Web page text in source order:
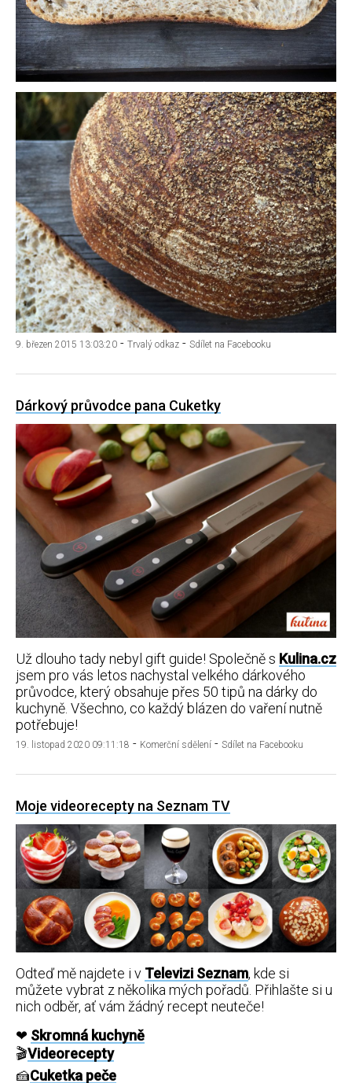
9. březen 2015 13:03:20 - Trvalý odkaz - Sdílet na Facebooku
Dárkový průvodce pana Cuketky
Už dlouho tady nebyl gift guide! Společně s Kulina.cz
jsem pro vás letos nachystal velkého dárkového
průvodce, který obsahuje přes 50 tipů na dárky do
kuchyně. Všechno, co každý blázen do vaření nutně
potřebuje!
19. listopad 2020 09:11:18 - Komerční sdělení - Sdílet na Facebooku
Moje videorecepty na Seznam TV
Odteď mě najdete i v Televizi Seznam, kde si
můžete vybrat z několika mých pořadů. Přihlašte si u
nich odběr, ať vám žádný recept neuteče!
❤ Skromná kuchyně
🎬Videorecepty
🍰Cuketka peče